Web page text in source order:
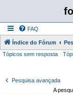
FAQ
Índice do Fórum
Tópicos sem resposta
Pesquisa avançada
A